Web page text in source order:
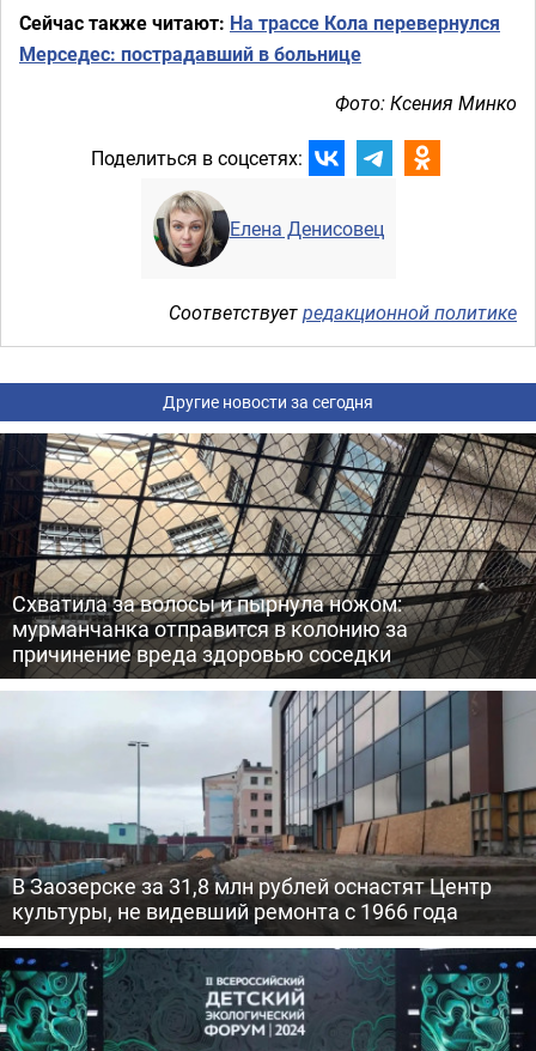
Сейчас также читают: На трассе Кола перевернулся
Мерседес: пострадавший в больнице
Фото: Ксения Минко
Поделиться в соцсетях:
Елена Денисовец
Соответствуетредакционной политике
Другие новости за сегодня
Схватила за волосы и пырнула ножом:
мурманчанка отправится в колонию за
причинение вреда здоровью соседки
В Заозерске за 31,8 млн рублей оснастят Центр
культуры, не видевший ремонта с 1966 года